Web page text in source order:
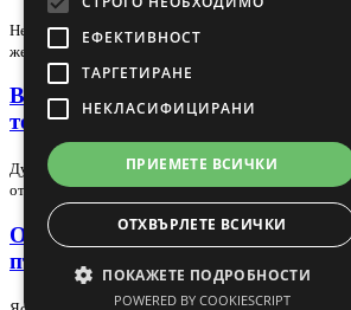
Невербалната комуникация е повече от „език на
жестове, поза, зрителен контакт,…
Вербална комуникация в
тонът и контекстът променят
Думите в екипа не носят само информация — те
отношение. В тази статия разглеждаме…
Обучение на нов търговец:
първите 30, 60 и 90 дни
ЕФЕКТИВНОСТ
ТАРГЕТИРАНЕ
НЕКЛАСИФИЦИРАНИ
ПРИЕМЕТЕ ВСИЧКИ
ОТХВЪРЛЕТЕ ВСИЧКИ
ПОКАЖЕТЕ ПОДРОБНОСТИ
POWERED BY COOKIESCRIPT